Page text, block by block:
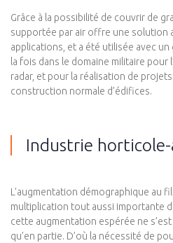
Grâce à la possibilité de couvrir de
supportée par air offre une solution
applications, et a été utilisée avec
la fois dans le domaine militaire pour
radar, et pour la réalisation de
construction normale d’édifices.
Industrie
L’augmentation démographique au
multiplication tout aussi importante
cette augmentation espérée ne
qu’en partie. D’où la nécessité de